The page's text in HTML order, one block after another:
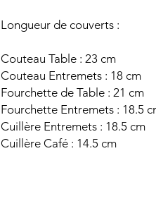
Longueur de couverts :
Couteau Table : 23 cm
Couteau Entremets : 18 cm
Fourchette de Table : 21 cm
Fourchette Entremets : 18.5
Cuillère Entremets : 18.5 cm
Cuillère Café : 14.5 cm